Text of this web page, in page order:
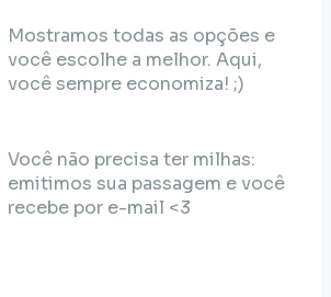
Mostramos todas as opções e
você escolhe a melhor. Aqui,
você sempre economiza! ;)
Você não precisa ter milhas:
emitimos sua passagem e você
recebe por e-mail <3